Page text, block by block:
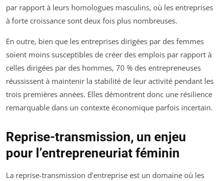
par rapport à leurs homologues masculins, où les entreprises
à forte croissance sont deux fois plus nombreuses.
En outre, bien que les entreprises dirigées par des femmes
soient moins susceptibles de créer des emplois par rapport à
celles dirigées par des hommes, 70 % des entrepreneuses
réussissent à maintenir la stabilité de leur activité pendant les
trois premières années. Elles démontrent donc une résilience
remarquable dans un contexte économique parfois incertain.
Reprise-transmission, un enjeu
pour l’entrepreneuriat féminin
La reprise-transmission d’entreprise est un domaine où les